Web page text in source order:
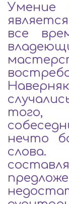
Умение
все
того,
нечто
слова.